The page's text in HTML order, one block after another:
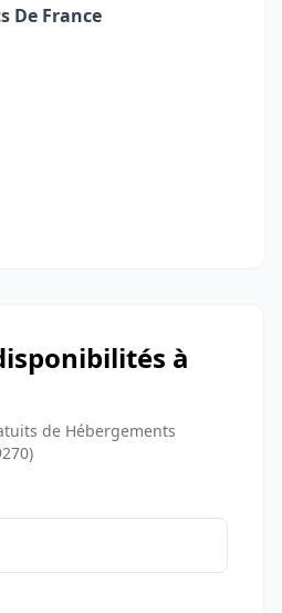
De France
à
de Hébergements